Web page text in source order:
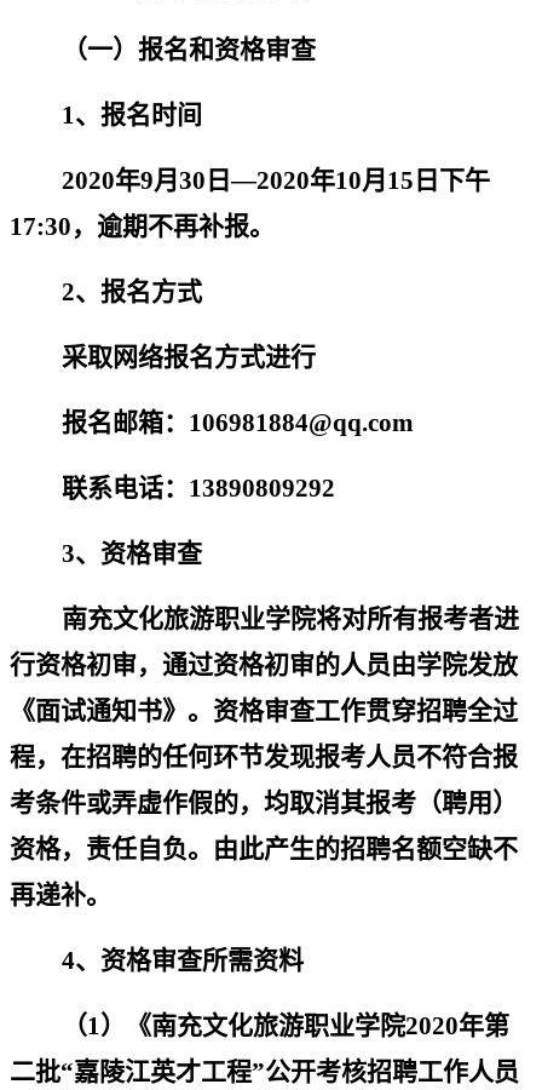
（一）报名和资格审查
1、 报名时间
2020年9月 30 日—2020年10月 15 日下午
17:30，逾期不再补报。
2、报名方式
采取网络报名方式进行
报名邮箱： 106981884@qq.com
联系电话： 13890809292
3、资格审查
南充文化旅游职业学院将对所有报考者进
行资格初审，通过资格初审的人员由学院发放
《面试通知书》 。资格审查工作贯穿招聘全过
程，在招聘的任何环节发现报考人员不符合报
考条件或弄虚作假的，均取消其报考（聘用）
资格，责任自负。由此产生的招聘名额空缺不
再递补。
4、资格审查所需资料
（1）《南充文化旅游职业学院2020年第
二批“嘉陵江英才工程”公开考核招聘工作人员